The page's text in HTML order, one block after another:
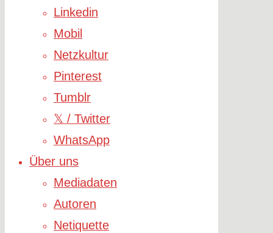
Linkedin
Mobil
Netzkultur
Pinterest
Tumblr
𝕏 / Twitter
WhatsApp
Über uns
Mediadaten
Autoren
Netiquette